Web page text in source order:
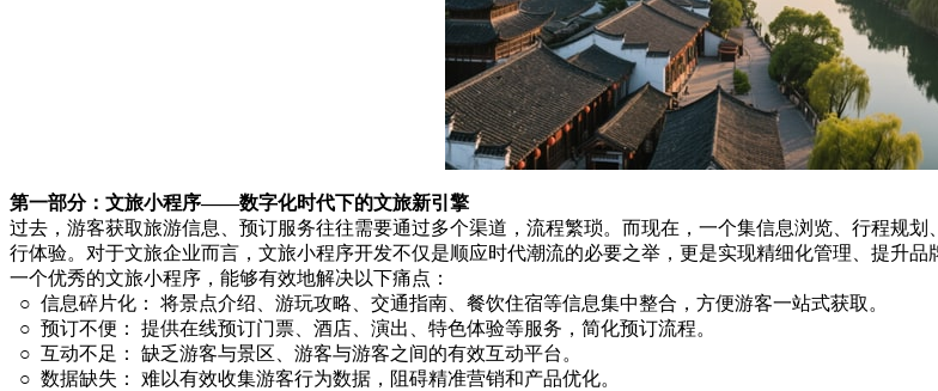
第一部分：文旅小程序——数字化时代下的文旅新引擎
过去，游客获取旅游信息、预订服务往往需要通过多个渠道，流程繁琐。而现在，一个集信息浏览、行程规
行体验。对于文旅企业而言，文旅小程序开发不仅是顺应时代潮流的必要之举，更是实现精细化管理、提升品
一个优秀的文旅小程序，能够有效地解决以下痛点：
○ 信息碎片化： 将景点介绍、游玩攻略、交通指南、餐饮住宿等信息集中整合，方便游客一站式获取。
○ 预订不便： 提供在线预订门票、酒店、演出、特色体验等服务，简化预订流程。
○ 互动不足： 缺乏游客与景区、游客与游客之间的有效互动平台。
○ 数据缺失： 难以有效收集游客行为数据，阻碍精准营销和产品优化。